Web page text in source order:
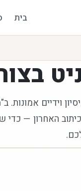
בית
וידיים אמונות.
האחרון — כדי